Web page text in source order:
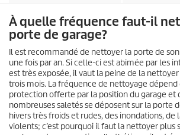
À quelle fréquence faut-il
porte de garage?
Il est recommandé de nettoyer la porte de
une fois par an. Si celle-ci est abimée par les
est très exposée, il vaut la peine de la
trois mois. La fréquence de nettoyage dépend
protection offerte par la position du garage et
nombreuses saletés se déposent sur la porte
hivers très froids et rudes, des inondations, de
violents; c’est pourquoi il faut la nettoyer plus